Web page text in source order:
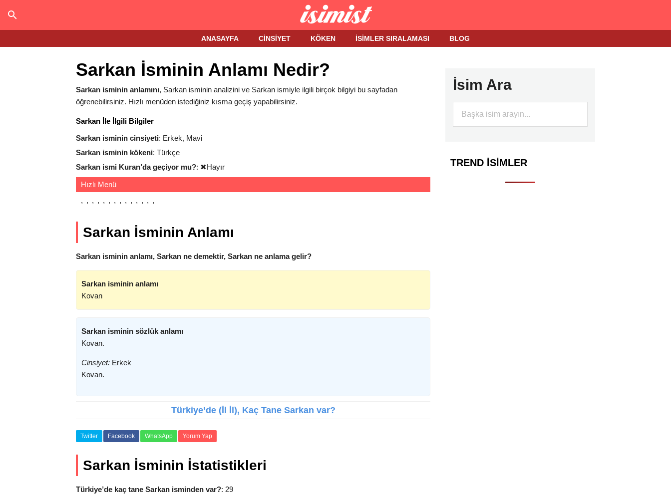
ANASAYFA CINSIYET KÖKEN İSIMLER SIRALAMASI BLOG
Sarkan İsminin Anlamı Nedir?
Sarkan isminin anlamını, Sarkan isminin analizini ve Sarkan ismiyle ilgili birçok bilgiyi bu sayfadan
öğrenebilirsiniz. Hızlı menüden istediğiniz kısma geçiş yapabilirsiniz.
Sarkan İle İlgili Bilgiler
Sarkan isminin cinsiyeti: Erkek, Mavi
Sarkan isminin kökeni: Türkçe
Sarkan ismi Kuran’da geçiyor mu?: ✖Hayır
Hızlı Menü
Sarkan İsminin Anlamı
Sarkan isminin anlamı, Sarkan ne demektir, Sarkan ne anlama gelir?
Sarkan isminin anlamı
Kovan
Sarkan isminin sözlük anlamı
Kovan.
Cinsiyet: Erkek
Kovan.
Türkiye’de (İl İl), Kaç Tane Sarkan var?
Twitter Facebook WhatsApp Yorum Yap
Sarkan İsminin İstatistikleri
Türkiye’de kaç tane Sarkan isminden var?: 29
İsim Ara
TREND İSIMLER